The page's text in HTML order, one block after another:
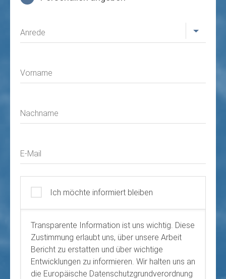
Anrede
Vorname
Nachname
E-Mail
Ich möchte informiert bleiben
Transparente Information ist uns wichtig. Diese
Zustimmung erlaubt uns, über unsere Arbeit
Bericht zu erstatten und über wichtige
Entwicklungen zu informieren. Wir halten uns an
die Europäische Datenschutzgrundverordnung